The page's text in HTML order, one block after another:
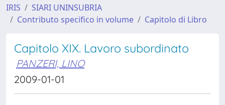
IRIS
SIARI UNINSUBRIA
Contributo specifico in volume
Capitolo di Libro
Capitolo XIX. Lavoro subordinato
PANZERI, LINO
2009-01-01